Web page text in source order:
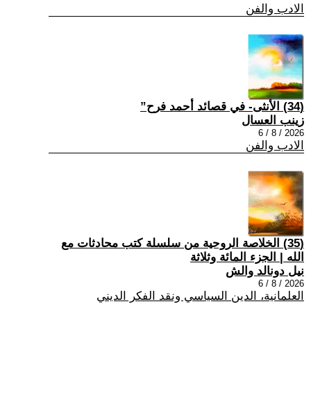
الادب والفن
(34) الأنثى- في قصائد أحمد فرح”
زينب العسال
2026 / 8 / 6
الادب والفن
(35) الخلاصة الروحية من سلسلة كتب محادثات مع
الله | الجزء المائة وثلاثة
نيل دونالد والش
2026 / 8 / 6
العلمانية، الدين السياسي ونقد الفكر الديني